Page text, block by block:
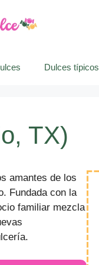
Dulces típicos
TX)
amantes de los
Fundada con la
familiar mezcla